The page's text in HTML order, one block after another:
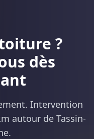
?
dès
Intervention
autour de Tassin-